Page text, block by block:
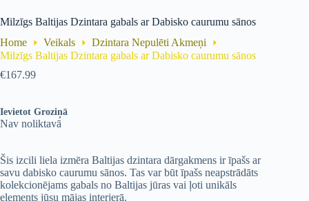
Milzīgs Baltijas Dzintara gabals ar Dabisko caurumu sānos
Home
Veikals
Dzintara Nepulēti Akmeņi
Milzīgs Baltijas Dzintara gabals ar Dabisko caurumu sānos
€167.99
Ievietot Groziņā
Nav noliktavā
Šis izcili liela izmēra Baltijas dzintara dārgakmens ir īpašs ar
savu dabisko caurumu sānos. Tas var būt īpašs neapstrādāts
kolekcionējams gabals no Baltijas jūras vai ļoti unikāls
elements jūsu mājas interjerā.